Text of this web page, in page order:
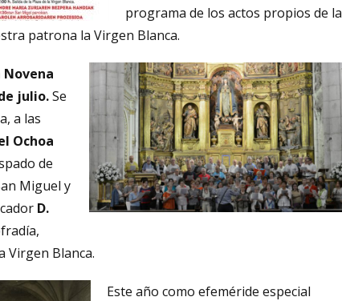
programa de los actos propios de la
patrona la Virgen Blanca.
Novena
julio.Se
a las
Ochoa
de
Miguel y
D.
Virgen Blanca.
Este año como efeméride especial